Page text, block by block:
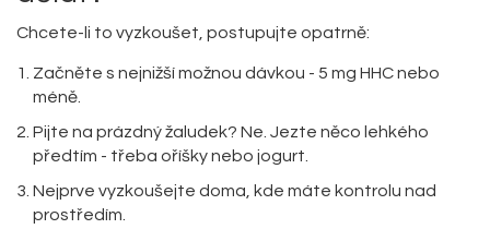
Chcete-li to vyzkoušet, postupujte opatrně:
Začněte s nejnižší možnou dávkou - 5 mg HHC nebo
méně.
Pijte na prázdný žaludek? Ne. Jezte něco lehkého
předtím - třeba oříšky nebo jogurt.
Nejprve vyzkoušejte doma, kde máte kontrolu nad
prostředím.